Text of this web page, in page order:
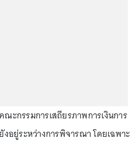
ะกรรมการเสถียรภาพการเงินการ
อยู่ระหว่างการพิจารณา โดยเฉพาะ